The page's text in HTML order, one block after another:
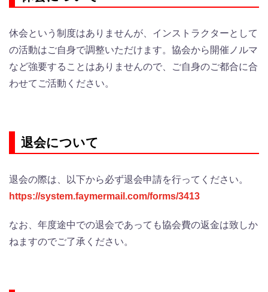
休会という制度はありませんが、インストラクターとして
の活動はご自身で調整いただけます。 協会から開催ノルマ
など強要することはありませんので、ご自身のご都合に合
わせてご活動ください。
退会について
退会の際は、以下から必ず退会申請を行ってください。
https://system.faymermail.com/forms/3413
なお、年度途中での退会であっても協会費の返金は致しか
ねますのでご了承ください。